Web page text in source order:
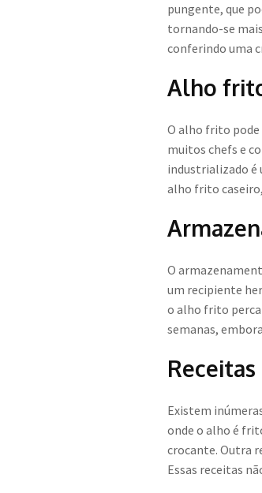
pungente, que
tornando-se
conferindo uma
Alho
O alho frito
muitos chefs e
industrializado é
alho frito
O
um recipiente
o alho frito
semanas,
Existem
onde o alho é
crocante. Outra
Essas receitas